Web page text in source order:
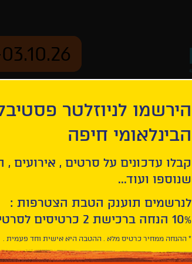
הירשמו לניוזלטר
הבינלאומי חיפה
קבלו עדכונים על סרטים , אירועים ,
שנוספו ועוד...
לנרשמים תוענק הטבת הצטרפות :
10% הנחה ברכישת 2 כרטיסים לסרטי הפסטיבל .
* ההנחה ממחיר כרטיס מלא . ההטבה היא אישית וחד פעמית .